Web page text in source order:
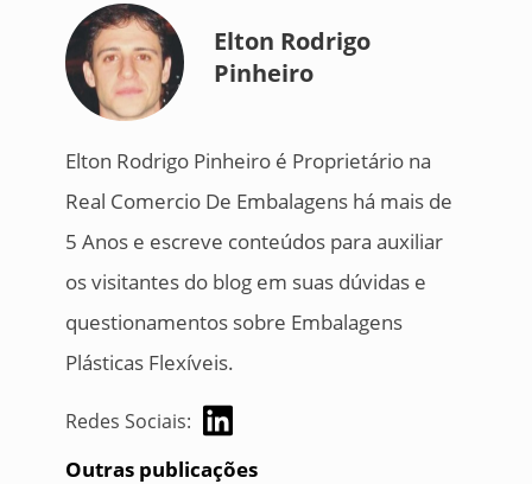
Elton Rodrigo
Pinheiro
Elton Rodrigo Pinheiro é Proprietário na
Real Comercio De Embalagens há mais de
5 Anos e escreve conteúdos para auxiliar
os visitantes do blog em suas dúvidas e
questionamentos sobre Embalagens
Plásticas Flexíveis.
Redes Sociais:
Outras publicações